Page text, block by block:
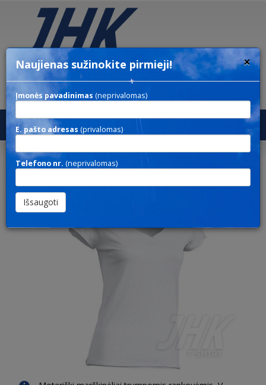
Sicilia #TSUL SCL
×
Naujienas sužinokite pirmieji!
Įmonės pavadinimas (neprivalomas)
E. pašto adresas (privalomas)
Telefono nr. (neprivalomas)